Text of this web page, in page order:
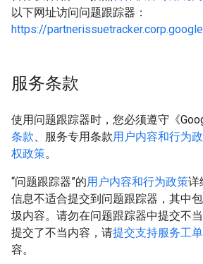
以下网址访问问题跟踪器：
https://
服务条款
使用问题跟踪器时，您必须遵守《
条款、服务专用条款用户内容和行为
权政策。
“问题跟踪器”的用户内容和行为政策详
信息不适合提交到问题跟踪器，其中
圾内容。请勿在问题跟踪器中提交不
提交了不当内容，请提交支持服务工单
容。